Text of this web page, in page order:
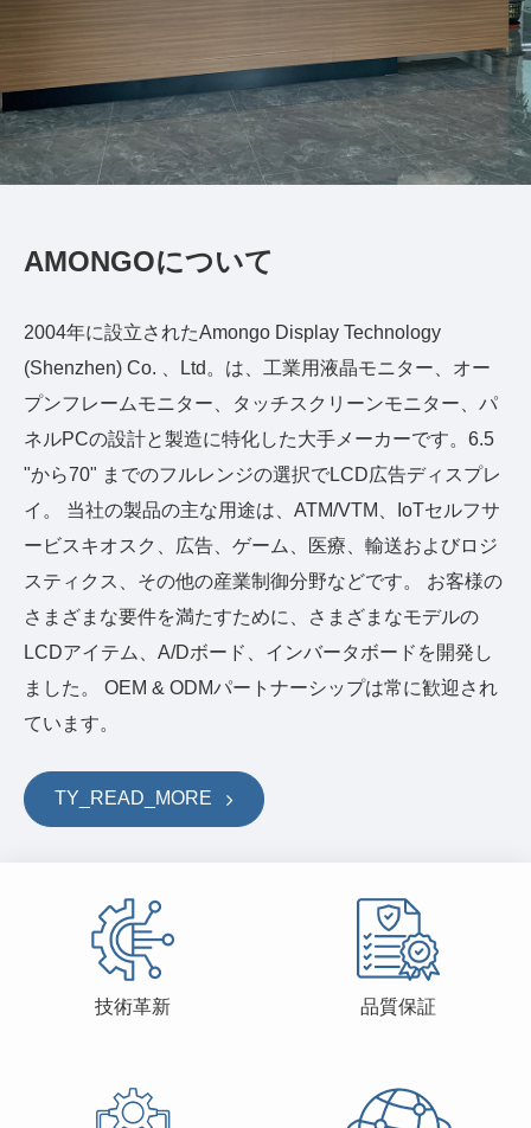
AMONGOについて
2004年に設立されたAmongo Display Technology
(Shenzhen) Co. 、Ltd。は、工業用液晶モニター、オー
プンフレームモニター、タッチスクリーンモニター、パ
ネルPCの設計と製造に特化した大手メーカーです。6.5
"から70" までのフルレンジの選択でLCD広告ディスプレ
イ。 当社の製品の主な用途は、ATM/VTM、IoTセルフサ
ービスキオスク、広告、ゲーム、医療、輸送およびロジ
スティクス、その他の産業制御分野などです。 お客様の
さまざまな要件を満たすために、さまざまなモデルの
LCDアイテム、A/Dボード、インバータボードを開発し
ました。 OEM & ODMパートナーシップは常に歓迎され
ています。
TY_READ_MORE
技術革新 品質保証